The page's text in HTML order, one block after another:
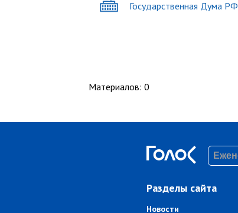
Государственная Дума РФ
Материалов: 0
Разделы сайта
Новости